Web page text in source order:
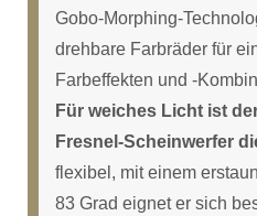
Gobo-Morphing-
drehbare Farbräder für
Farbeffekten und -
Für weiches Licht ist
Fresnel-Scheinwerfer
flexibel, mit einem
83 Grad eignet er sich